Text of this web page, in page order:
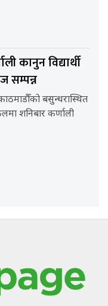
कानुन विद्यार्थी
सम्पन्न
बसुन्धरास्थित
शनिबार कर्णाली